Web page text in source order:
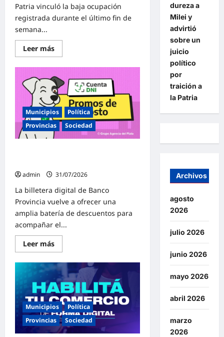
Patria vinculó la baja ocupación
registrada durante el último fin de
semana...
Leer másLee
más
Raverta
alertó
por
la
caída
del
turismo:
«Con
este
modelo
económico
a
argentinos
nos
va
mal
y
a
los
marplatenses
nos
va
Municipios
Política
Provincias
Sociedad
admin
31/07/2026
La billetera digital de Banco
Provincia vuelve a ofrecer una
amplia batería de descuentos para
acompañar el...
Leer másLee
más
Cuenta
DNI:
«Una
por
una,
las
promos
en
agosto
2026»
Municipios
Política
Provincias
Sociedad
dureza a
Milei y
advirtió
sobre un
juicio
político
por
traición a
la Patria
Archivos
agosto
2026
julio 2026
junio 2026
mayo 2026
abril 2026
marzo
2026